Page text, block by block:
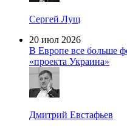
Сергей Лущ
20 июл 2026
В Европе все больше
«проекта Украина»
Дмитрий Евстафьев